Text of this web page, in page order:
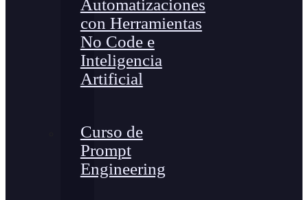
Automatizaciones
con Herramientas
No Code e
Inteligencia
Artificial
Curso de
Prompt
Engineering